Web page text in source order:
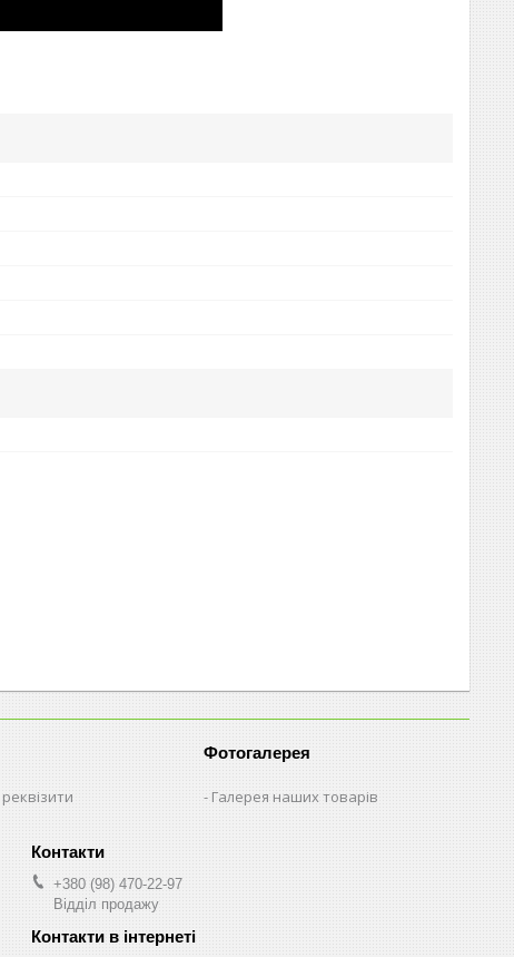
Фотогалерея
Галерея наших товарів
+380 (98) 470-22-97
Відділ продажу